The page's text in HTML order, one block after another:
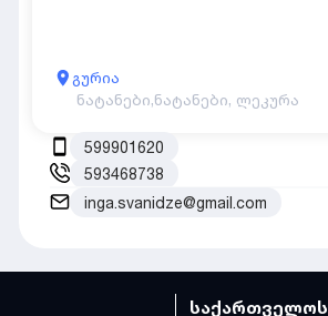
გურია
ნატანები,ნატანები, ლეკურა
599901620
593468738
inga.svanidze@gmail.com